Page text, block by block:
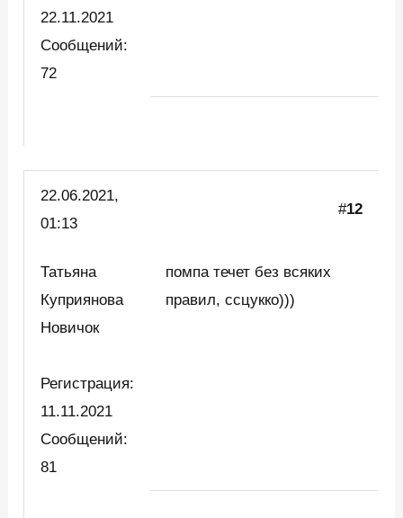
22.11.2021
Сообщений:
72
22.06.2021,
01:13
#12
Татьяна
Куприянова
Новичок
Регистрация:
11.11.2021
Сообщений:
81
помпа течет без всяких
правил, ссцукко)))